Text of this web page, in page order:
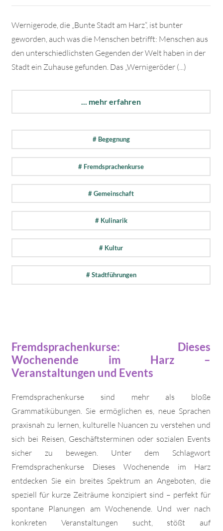
Wernigerode, die „Bunte Stadt am Harz“, ist bunter
geworden, auch was die Menschen betrifft: Menschen aus
den unterschiedlichsten Gegenden der Welt haben in der
Stadt ein Zuhause gefunden. Das „Wernigeröder (...)
... mehr erfahren
# Begegnung
# Fremdsprachenkurse
# Gemeinschaft
# Kulinarik
# Kultur
# Stadtführungen
Fremdsprachenkurse: Dieses
Wochenende im Harz –
Veranstaltungen und Events
Fremdsprachenkurse sind mehr als bloße
Grammatikübungen. Sie ermöglichen es, neue Sprachen
praxisnah zu lernen, kulturelle Nuancen zu verstehen und
sich bei Reisen, Geschäftsterminen oder sozialen Events
sicher zu bewegen. Unter dem Schlagwort
Fremdsprachenkurse Dieses Wochenende im Harz
entdecken Sie ein breites Spektrum an Angeboten, die
speziell für kurze Zeiträume konzipiert sind – perfekt für
spontane Planungen am Wochenende. Und wer nach
konkreten Veranstaltungen sucht, stößt auf